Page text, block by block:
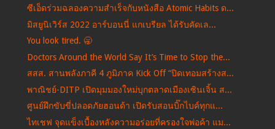
ซีเอ็ดร่วมฉลองความสำเร็จกับหนังสือ Atomic Habits ด...
มิสยูนิเวิร์ส 2022 อาร์บอนนี่ แกเบรียล ได้รับคัดเล...
You look tired. 🥱
Doctors Around the World Say It’s Time to Stop the...
สสส. สานพลังภาคี 4 ภูมิภาค Kick Off “ปิดเทอมสร้างส...
พาณิชย์-DITP เปิดมุมมองใหม่บุกตลาดเมืองเซินเจิ้น ส...
ศูนย์ฝึกขับขี่ปลอดภัยฮอนด้า เปิดรับสอนบิ๊กไบค์ทุกแ...
ไทเชฟ จุดแข็งเบื้องหลังความอร่อยที่ครองใจพ่อค้า แม...